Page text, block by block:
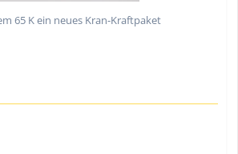
65 K ein neues Kran-Kraftpaket